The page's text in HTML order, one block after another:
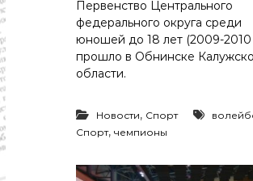
и
т
и
м
Первенство Центрального
федерального округа среди
юношей до 18 лет (2009-2010
прошло в Обнинске
области.
Новости, Спорт
Спорт,чемпионы